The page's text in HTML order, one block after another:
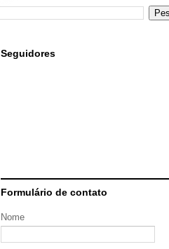
Seguidores
Formulário de contato
Nome